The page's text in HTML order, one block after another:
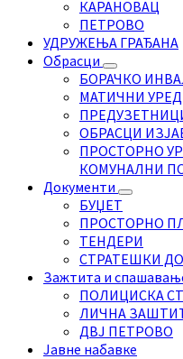
КАРАНОВАЦ
ПЕТРОВО
УДРУЖЕЊА ГРАЂАНА
Обрасци
БОРАЧКО
МАТИЧНИ УРЕД
ОБРАСЦИ
ПРОСТОРНО
КОМУНАЛНИ
Документи
БУЏЕТ
ПРОСТОРНО
ТЕНДЕРИ
СТРАТЕШКИ
Зажтита и
ПОЛИЦИСКА
ЛИЧНА
ДВЈ ПЕТРОВО
Јавне набавке